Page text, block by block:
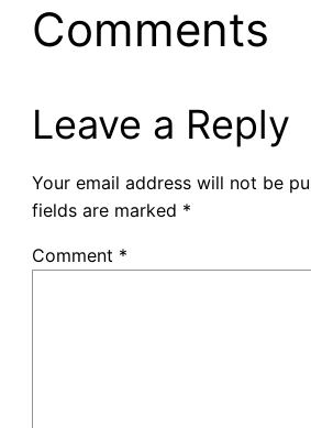
Comments
Leave a Reply
Your email address will not be
fields are marked *
Comment *